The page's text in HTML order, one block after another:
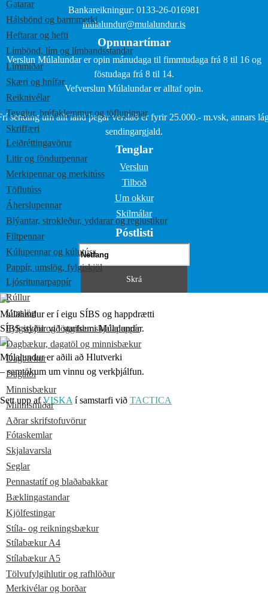
Gatarar
Hálsbönd og barmmerki
Heftarar og hefti
Límbönd, lím og límbandsstandar
Límmiðar
Skæri og hnífar
Reiknivélar
Teygjur, bréfaklemmur og töflupinnar
Skriffæri
Leiðréttingavörur
Litir og föndurpennar
Merkipennar og merkitúss
Töflutúss
Áherslupennar
Blýantar, strokleður, yddarar og reglustikur
Filtpennar
Kúlupennar og kúlutúss
Pappír, umslög, fylgiskjöl
Ljósritunarpappír
Rúllur
Umslög
Fylgiskjöl og löggildur skjalapappír
Dagbækur, dagatöl og minnisbækur
Dagbækur
Dagatöl
Minnisbækur
Minnismiðar
Aðrar skrifstofuvörur
Fótaskemlar
Skjalavarsla
Seglar
Pennastatíf og blaðabakkar
Bæklingastandar
Kjölfestingar
Stíla- og reikningsbækur
Stílabækur A4
Stílabækur A5
Tölvufylgihlutir og rafhlöður
Merkivélar og borðar
Bankareikningur: 0133-26-016981
mulalundur@mulalundur.is
Opnunartímar
Verslun Múlalundar er opin mánudaga til fimmtudaga frá 8 til 16 og
föstudaga frá 8 til 14.
Vefverslun Múlalundar er alltaf opin.
sending um allt land þegar verslað er fyrir 25.000.- m.vsk, annars
sendingargjald.
Tenglar
Verslun
Tilboð
Um okkur
Skilmálar
Póstlisti
Múlalundur er í eigu SÍBS og happdrætti
SÍBS styður við starfsemi Múlalundar.
Múlalundur er aðili að Hlutverki
– samtökum um vinnu og verkþjálfun.
Sett upp afVISKA í samstarfi við TACTICA